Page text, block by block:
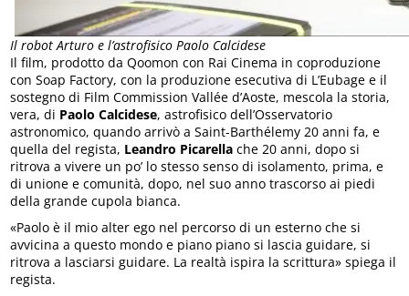
Il robot Arturo e l’astrofisico Paolo Calcidese
Il film, prodotto da Qoomon con Rai Cinema in coproduzione
con Soap Factory, con la produzione esecutiva di L’Eubage e il
sostegno di Film Commission Vallée d’Aoste, mescola la storia,
vera, di Paolo Calcidese, astrofisico dell’Osservatorio
astronomico, quando arrivò a Saint-Barthélemy 20 anni fa, e
quella del regista, Leandro Picarella che 20 anni, dopo si
ritrova a vivere un po’ lo stesso senso di isolamento, prima, e
di unione e comunità, dopo, nel suo anno trascorso ai piedi
della grande cupola bianca.
«Paolo è il mio alter ego nel percorso di un esterno che si
avvicina a questo mondo e piano piano si lascia guidare, si
ritrova a lasciarsi guidare. La realtà ispira la scrittura» spiega il
regista.